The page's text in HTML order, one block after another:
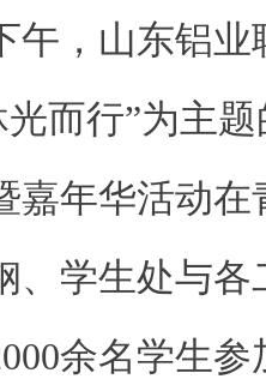
午，山东铝业
光而行”为主
嘉年华活动
、学生处与
余名学生参